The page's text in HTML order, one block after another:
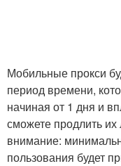
Мобильные прокси
период времени,
начиная от 1 дня и
сможете продлить
внимание:
пользования будет